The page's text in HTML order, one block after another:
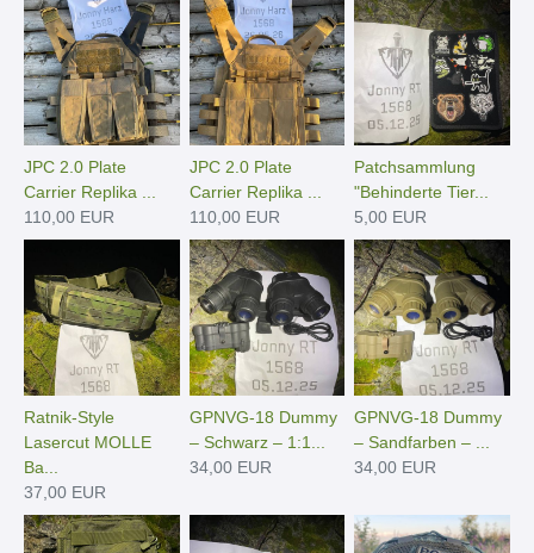
JPC 2.0 Plate
Carrier Replika ...
110,00 EUR
JPC 2.0 Plate
Carrier Replika ...
110,00 EUR
Patchsammlung
"Behinderte Tier...
5,00 EUR
Ratnik-Style
Lasercut MOLLE
Ba...
37,00 EUR
GPNVG-18 Dummy
– Schwarz – 1:1...
34,00 EUR
GPNVG-18 Dummy
– Sandfarben – ...
34,00 EUR